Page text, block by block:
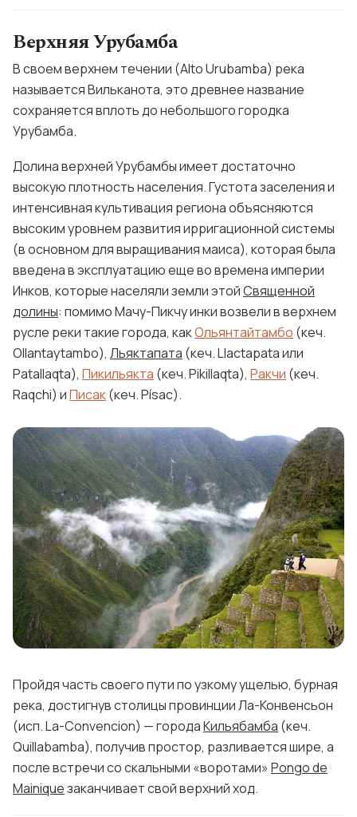
Верхняя Урубамба
В своем верхнем течении (Alto Urubamba) река
называется Вильканота, это древнее название
сохраняется вплоть до небольшого городка
Урубамба.
Долина верхней Урубамбы имеет достаточно
высокую плотность населения. Густота заселения и
интенсивная культивация региона объясняются
высоким уровнем развития ирригационной системы
(в основном для выращивания маиса), которая была
введена в эксплуатацию еще во времена империи
Инков, которые населяли земли этойСвященной
долины: помимо Мачу-Пикчу инки возвели в верхнем
русле реки такие города, какОльянтайтамбо (кеч.
Ollantaytambo), Льяктапата (кеч. Llactapata или
Patallaqta), Пикильякта (кеч. Pikillaqta), Ракчи (кеч.
Raqchi) иПисак(кеч. Písac).
Пройдя часть своего пути по узкому ущелью, бурная
река, достигнув столицы провинции Ла-Конвенсьон
(исп. La-Convencion) — городаКильябамба (кеч.
Quillabamba), получив простор, разливается шире, а
после встречи со скальными «воротами» Pongo de
Mainiqueзаканчивает свой верхний ход.